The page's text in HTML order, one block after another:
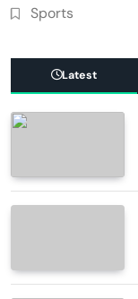
Sports
Latest